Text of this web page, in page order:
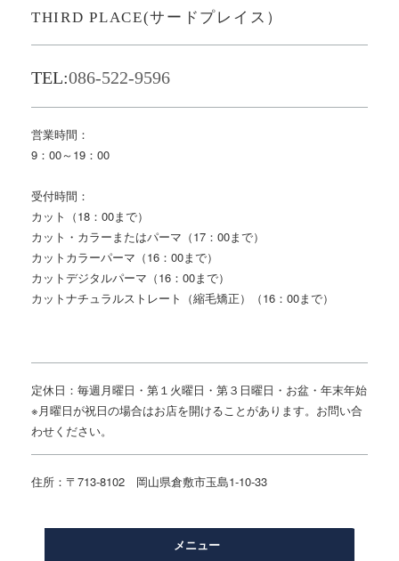
THIRD PLACE(サードプレイス）
TEL:086-522-9596
営業時間：
9：00～19：00
受付時間：
カット（18：00まで）
カット・カラーまたはパーマ（17：00まで）
カットカラーパーマ（16：00まで）
カットデジタルパーマ（16：00まで）
カットナチュラルストレート（縮毛矯正）（16：00まで）
定休日：毎週月曜日・第１火曜日・第３日曜日・お盆・年末年始
※月曜日が祝日の場合はお店を開けることがあります。お問い合
わせください。
住所：〒713-8102 岡山県倉敷市玉島1-10-33
メニュー